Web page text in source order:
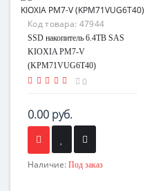
Код товара: 47944
SSD накопитель 6.4TB SAS
KIOXIA PM7-V
(KPM71VUG6T40)
0
0.00 руб.
Наличие: Под заказ